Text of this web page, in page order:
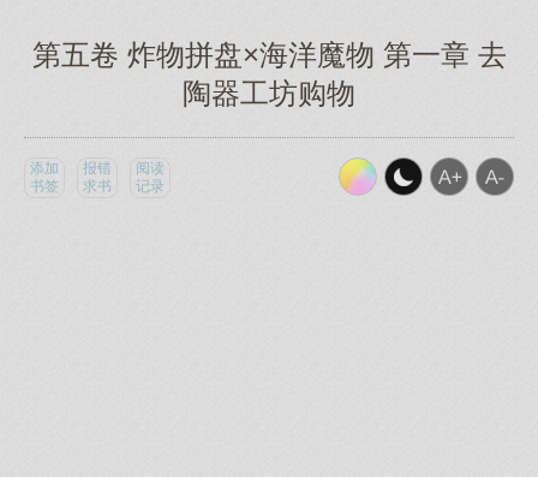
第五卷 炸物拼盘×海洋魔物 第一章 去
陶器工坊购物
添加
书签
报错
求书
阅读
记录